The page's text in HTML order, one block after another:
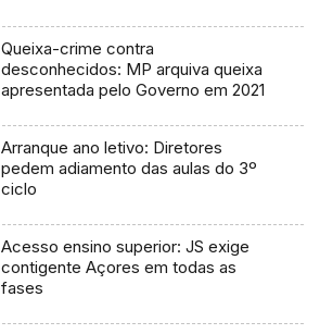
Queixa-crime contra
desconhecidos: MP arquiva queixa
apresentada pelo Governo em 2021
Arranque ano letivo: Diretores
pedem adiamento das aulas do 3º
ciclo
Acesso ensino superior: JS exige
contigente Açores em todas as
fases